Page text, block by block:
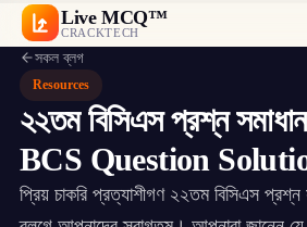
Live MCQ™
CRACKTECH
সকল ব্লগ
Resources
২২তম বিসিএস প্রশ্ন
BCS Question
প্রিয় চাকরি প্রত্যাশীগণ ২২তম বিসিএস